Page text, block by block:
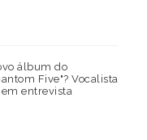
álbum do
Five"? Vocalista
entrevista